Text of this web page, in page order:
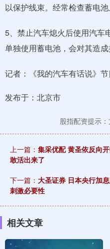
以保护线束。经常检查蓄电池
5、禁止汽车熄火后使用汽车
单独使用蓄电池，会对其造成
记者：《我的汽车有话说》
发布于：北京市
股指配资提示
上一篇： 集采优配 黄圣依反向
敢活出来了
下一篇： 大圣证券 日本央行加
刺激必要性
相关文章